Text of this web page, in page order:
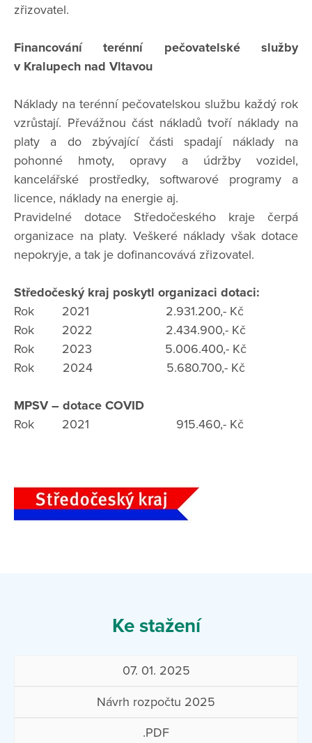
zřizovatel.
Financování terénní pečovatelské služby
v Kralupech nad Vltavou
Náklady na terénní pečovatelskou službu každý rok
vzrůstají. Převážnou část nákladů tvoří náklady na
platy a do zbývající části spadají náklady na
pohonné hmoty, opravy a údržby vozidel,
kancelářské prostředky, softwarové programy a
licence, náklady na energie aj.
Pravidelné dotace Středočeského kraje čerpá
organizace na platy. Veškeré náklady však dotace
nepokryje, a tak je dofinancovává zřizovatel.
Středočeský kraj poskytl organizaci dotaci:
Rok 2021 2.931.200,- Kč
Rok 2022 2.434.900,- Kč
Rok 2023 5.006.400,- Kč
Rok 2024 5.680.700,- Kč
MPSV – dotace COVID
Rok 2021 915.460,- Kč
Ke stažení
07. 01. 2025
Návrh rozpočtu 2025
.PDF